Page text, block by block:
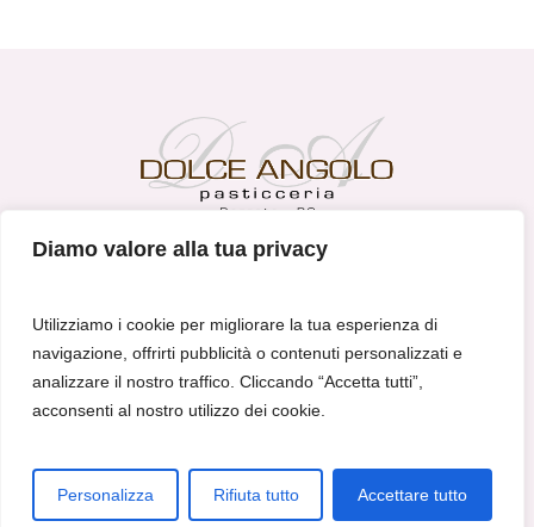
Diamo valore alla tua privacy
Utilizziamo i cookie per migliorare la tua esperienza di
navigazione, offrirti pubblicità o contenuti personalizzati e
analizzare il nostro traffico. Cliccando “Accetta tutti”,
acconsenti al nostro utilizzo dei cookie.
Personalizza Rifiuta tutto Accettare tutto
shop@pasticceriadolceangolo.it
Privacy Policy|Cookie Policy